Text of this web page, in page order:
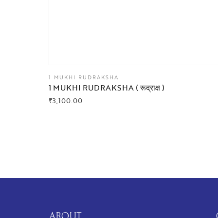
1 MUKHI RUDRAKSHA
1 MUKHI RUDRAKSHA ( रूद्राक्ष )
₹3,100.00